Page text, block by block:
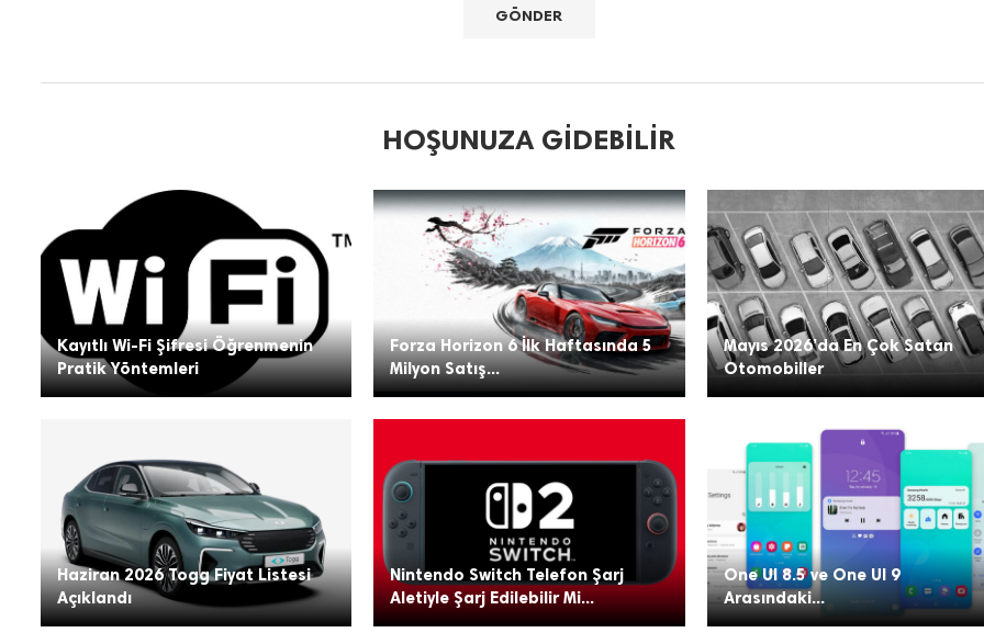
HOŞUNUZA GIDEBILIR
Kayıtlı Wi-Fi Şifresi Öğrenmenin
Pratik Yöntemleri
Forza Horizon 6 İlk Haftasında 5
Milyon Satış...
Mayıs 2026’da En Çok Satan
Otomobiller
Haziran 2026 Togg Fiyat Listesi
Açıklandı
Nintendo Switch Telefon Şarj
Aletiyle Şarj Edilebilir Mi...
One UI 8.5 ve One UI 9
Arasındaki...